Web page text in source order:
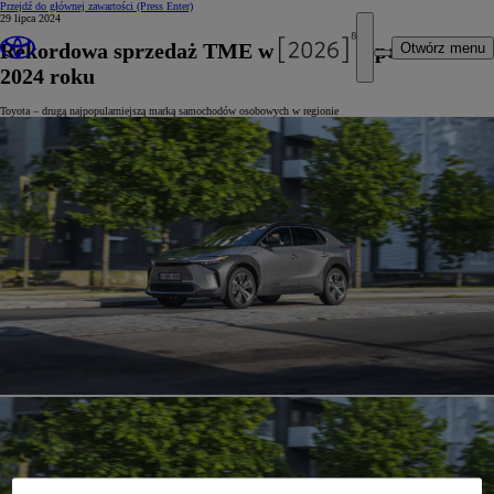
Przejdź do głównej zawartości (Press Enter)
Otwórz menu
29 lipca 2024
Rekordowa sprzedaż TME w pierwszej połowie
2024 roku
Toyota – drugą najpopularniejszą marką samochodów osobowych w regionie